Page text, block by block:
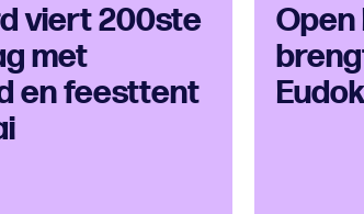
viert 200ste
met
en feesttent
Open